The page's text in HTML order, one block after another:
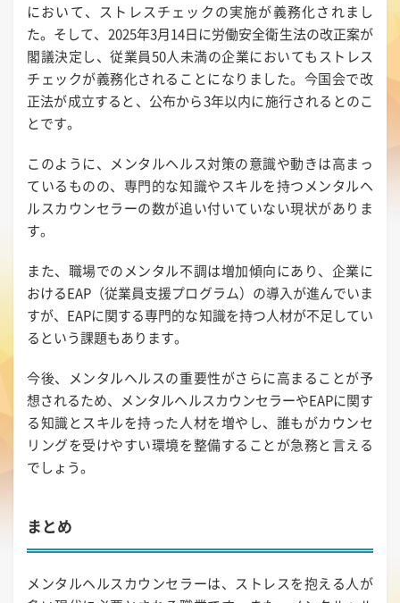
において、ストレスチェックの実施が義務化されまし
た。そして、2025年3月14日に労働安全衛生法の改正案が
閣議決定し、従業員50人未満の企業においてもストレス
チェックが義務化されることになりました。今国会で改
正法が成立すると、公布から3年以内に施行されるとのこ
とです。
このように、メンタルヘルス対策の意識や動きは高まっ
ているものの、専門的な知識やスキルを持つメンタルヘ
ルスカウンセラーの数が追い付いていない現状がありま
す。
また、職場でのメンタル不調は増加傾向にあり、企業に
おけるEAP（従業員支援プログラム）の導入が進んでいま
すが、EAPに関する専門的な知識を持つ人材が不足してい
るという課題もあります。
今後、メンタルヘルスの重要性がさらに高まることが予
想されるため、メンタルヘルスカウンセラーやEAPに関す
る知識とスキルを持った人材を増やし、誰もがカウンセ
リングを受けやすい環境を整備することが急務と言える
でしょう。
まとめ
メンタルヘルスカウンセラーは、ストレスを抱える人が